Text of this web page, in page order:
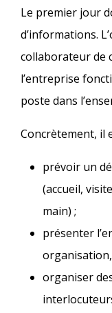
Le premier jour
d’informations.
collaborateur de
l’entreprise
poste dans
Concrètement, il
prévoir un
(accueil,
main) ;
présenter
organiser